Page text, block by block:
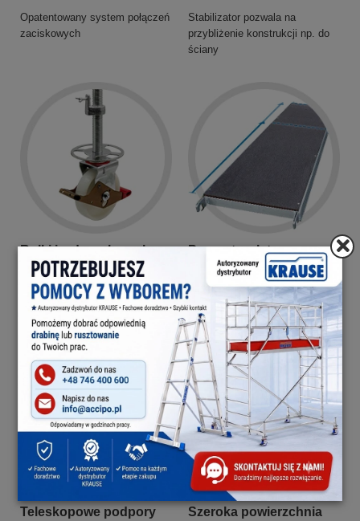
Opatentowany system połączeń
zaciskowych
Stabilizator pozwala na
przybliżenie konstrukcji np. do
ściany
Rolki jezdne z hamulcem
Rolki jezdne z hamulcem
praktyczną funkcją niwelowania
nierówności podłoża (300-580
mm)
Pomost z płyty
wielowarstwowej
Dostępne dwie długości 2,00 m i
2,50 m
Teleskopowe podpory
Szeroka powierzchnia